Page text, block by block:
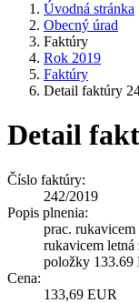
Úvodná stránka
Obecný úrad
Faktúry
Rok 2019
Faktúry
Detail faktúry
Detail
Číslo faktúry:
242/2019
Popis plnenia:
prac.
rukavicem letná
položky 133.69
Cena:
133,69 EUR